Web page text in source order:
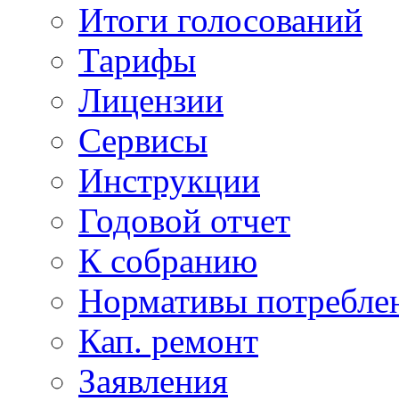
Итоги голосований
Тарифы
Лицензии
Сервисы
Инструкции
Годовой отчет
К собранию
Нормативы
Кап. ремонт
Заявления